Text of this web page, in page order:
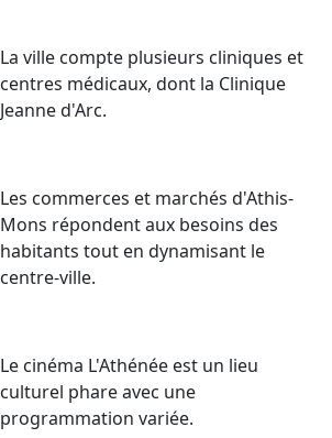
La ville compte plusieurs cliniques et
centres médicaux, dont la Clinique
Jeanne d'Arc.
Les commerces et marchés d'Athis-
Mons répondent aux besoins des
habitants tout en dynamisant le
centre-ville.
Le cinéma L'Athénée est un lieu
culturel phare avec une
programmation variée.